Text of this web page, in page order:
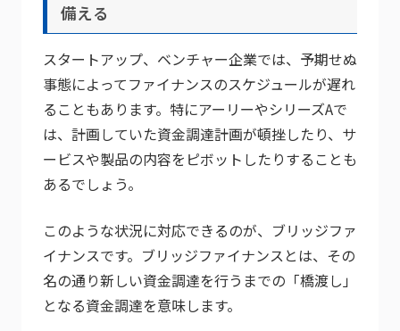
備える
スタートアップ、ベンチャー企業では、予期せぬ
事態によってファイナンスのスケジュールが遅れ
ることもあります。特にアーリーやシリーズAで
は、計画していた資金調達計画が頓挫したり、サ
ービスや製品の内容をピボットしたりすることも
あるでしょう。
このような状況に対応できるのが、ブリッジファ
イナンスです。ブリッジファイナンスとは、その
名の通り新しい資金調達を行うまでの「橋渡し」
となる資金調達を意味します。